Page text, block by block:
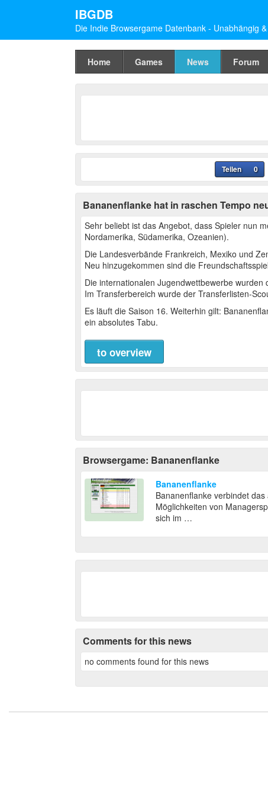
IBGDB
Die Indie Browsergame Datenbank - Unabhängig
Home Games News Forum
Teilen 0
Bananenflanke hat in raschen Tempo
Sehr beliebt ist das Angebot, dass Spieler nun
Nordamerika, Südamerika, Ozeanien).
Die Landesverbände Frankreich, Mexiko und
Neu hinzugekommen sind die
Die internationalen Jugendwettbewerbe
Im Transferbereich wurde der Transferlisten-
Es läuft die Saison 16. Weiterhin gilt:
ein absolutes Tabu.
to overview
Browsergame: Bananenflanke
Bananenflanke
Bananenflanke verbindet
Möglichkeiten von
sich im …
Comments for this news
no comments found for this news